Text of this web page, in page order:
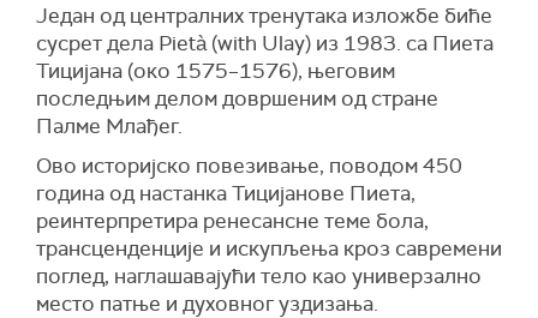
Један од централних тренутака изложбе биће
сусрет дела Pietà (with Ulay) из 1983. са Пиета
Тицијана (око 1575–1576), његовим
последњим делом довршеним од стране
Палме Млађег.
Ово историјско повезивање, поводом 450
година од настанка Тицијанове Пиета,
реинтерпретира ренесансне теме бола,
трансценденције и искупљења кроз савремени
поглед, наглашавајући тело као универзално
место патње и духовног уздизања.